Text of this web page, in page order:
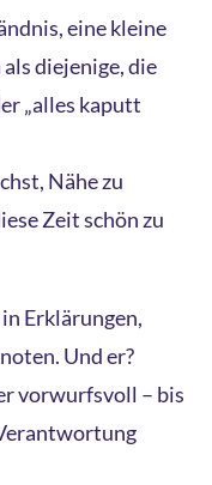
eine kleine
diejenige, die
„alles kaputt
Nähe zu
Zeit schön zu
Erklärungen,
Und er?
vorwurfsvoll – bis